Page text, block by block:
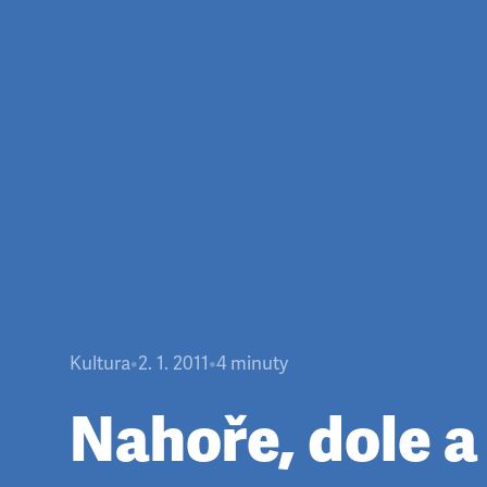
Kultura•2. 1. 2011•4 minuty
Nahoře, dole